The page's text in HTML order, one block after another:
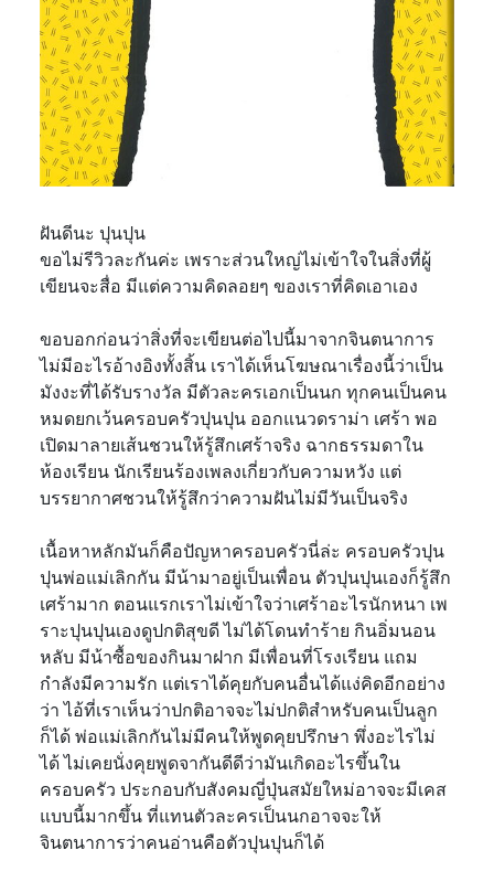
ฝันดีนะ ปุนปุน
ขอไม่รีวิวละกันค่ะ เพราะส่วนใหญ่ไม่เข้าใจในสิ่งที่ผู้
เขียนจะสื่อ มีแต่ความคิดลอยๆ ของเราที่คิดเอาเอง
ขอบอกก่อนว่าสิ่งที่จะเขียนต่อไปนี้มาจากจินตนาการ
ไม่มีอะไรอ้างอิงทั้งสิ้น เราได้เห็นโฆษณาเรื่องนี้ว่าเป็น
มังงะที่ได้รับรางวัล มีตัวละครเอกเป็นนก ทุกคนเป็นคน
หมดยกเว้นครอบครัวปุนปุน ออกแนวดราม่า เศร้า พอ
เปิดมาลายเส้นชวนให้รู้สึกเศร้าจริง ฉากธรรมดาใน
ห้องเรียน นักเรียนร้องเพลงเกี่ยวกับความหวัง แต่
บรรยากาศชวนให้รู้สึกว่าความฝันไม่มีวันเป็นจริง
เนื้อหาหลักมันก็คือปัญหาครอบครัวนี่ล่ะ ครอบครัวปุน
ปุนพ่อแม่เลิกกัน มีน้ามาอยู่เป็นเพื่อน ตัวปุนปุนเองก็รู้สึก
เศร้ามาก ตอนแรกเราไม่เข้าใจว่าเศร้าอะไรนักหนา เพ
ราะปุนปุนเองดูปกติสุขดี ไม่ได้โดนทำร้าย กินอิ่มนอน
หลับ มีน้าซื้อของกินมาฝาก มีเพื่อนที่โรงเรียน แถม
กำลังมีความรัก แต่เราได้คุยกับคนอื่นได้แง่คิดอีกอย่าง
ว่า ไอ้ที่เราเห็นว่าปกติอาจจะไม่ปกติสำหรับคนเป็นลูก
ก็ได้ พ่อแม่เลิกกันไม่มีคนให้พูดคุยปรึกษา พึ่งอะไรไม่
ได้ ไม่เคยนั่งคุยพูดจากันดีดีว่ามันเกิดอะไรขึ้นใน
ครอบครัว ประกอบกับสังคมญี่ปุ่นสมัยใหม่อาจจะมีเคส
แบบนี้มากขึ้น ที่แทนตัวละครเป็นนกอาจจะให้
จินตนาการว่าคนอ่านคือตัวปุนปุนก็ได้